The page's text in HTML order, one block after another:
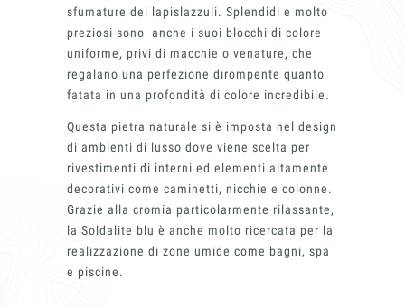
sfumature dei lapislazzuli. Splendidi e molto
preziosi sono anche i suoi blocchi di colore
uniforme, privi di macchie o venature, che
regalano una perfezione dirompente quanto
fatata in una profondità di colore incredibile.
Questa pietra naturale si è imposta nel design
di ambienti di lusso dove viene scelta per
rivestimenti di interni ed elementi altamente
decorativi come caminetti, nicchie e colonne.
Grazie alla cromia particolarmente rilassante,
la Soldalite blu è anche molto ricercata per la
realizzazione di zone umide come bagni, spa
e piscine.